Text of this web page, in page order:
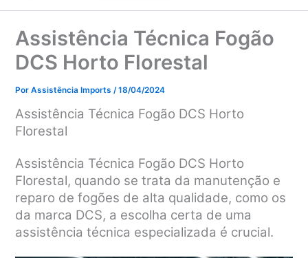
Assistência Técnica Fogão
DCS Horto Florestal
PorAssistência Imports/18/04/2024
Assistência Técnica Fogão DCS Horto
Florestal
Assistência Técnica Fogão DCS Horto
Florestal, quando se trata da manutenção e
reparo de fogões de alta qualidade, como os
da marca DCS, a escolha certa de uma
assistência técnica especializada é crucial.